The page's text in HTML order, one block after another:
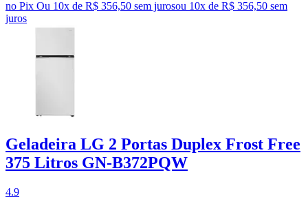
no Pix Ou 10x de R$ 356,50 sem jurosou 10x de R$ 356,50 sem
juros
Geladeira LG 2 Portas Duplex Frost Free
375 Litros GN-B372PQW
4.9